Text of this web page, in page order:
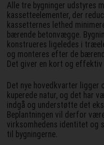
Alle tre bygninger udstyres
kassetteelementer, der
kassetternes lethed
bærende betonvægge.
konstrueres ligeledes i
og monteres efter de
Det giver en kort og effektiv
Det nye hovedkvarter ligger
kuperede natur, og det har
indgå og understøtte det
Beplantningen vil derfor
virksomhedens identitet og
til bygningerne.